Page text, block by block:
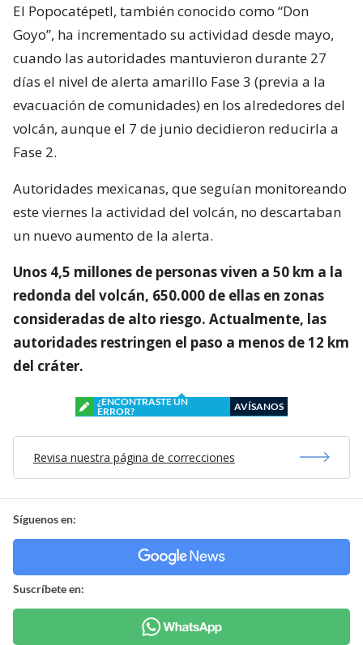
El Popocatépetl, también conocido como “Don
Goyo”, ha incrementado su actividad desde mayo,
cuando las autoridades mantuvieron durante 27
días el nivel de alerta amarillo Fase 3 (previa a la
evacuación de comunidades) en los alrededores del
volcán, aunque el 7 de junio decidieron reducirla a
Fase 2.
Autoridades mexicanas, que seguían monitoreando
este viernes la actividad del volcán, no descartaban
un nuevo aumento de la alerta.
Unos 4,5 millones de personas viven a 50 km a la
redonda del volcán, 650.000 de ellas en zonas
consideradas de alto riesgo. Actualmente, las
autoridades restringen el paso a menos de 12 km
del cráter.
¿ENCONTRASTE UN
ERROR?
AVÍSANOS
Revisa nuestra página de correcciones
Síguenos en:
Suscríbete en: